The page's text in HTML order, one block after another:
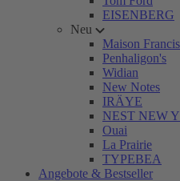
EISENBERG
Neu
Maison
Penhaligon's
Widian
New Notes
IRÄYE
NEST NEW
Ouai
La Prairie
TYPEBEA
Angebote & Bestseller